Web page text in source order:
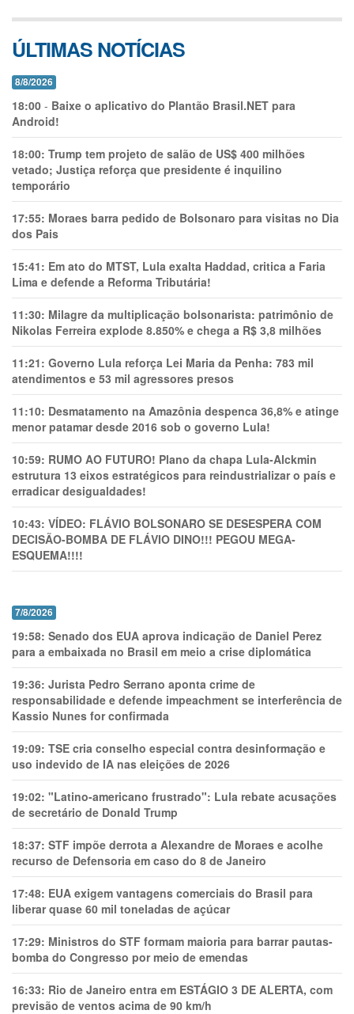
ÚLTIMAS NOTÍCIAS
8/8/2026
18:00 - Baixe o aplicativo do Plantão Brasil.NET para
Android!
18:00: Trump tem projeto de salão de US$ 400 milhões
vetado; Justiça reforça que presidente é inquilino
temporário
17:55: Moraes barra pedido de Bolsonaro para visitas no Dia
dos Pais
15:41: Em ato do MTST, Lula exalta Haddad, critica a Faria
Lima e defende a Reforma Tributária!
11:30: Milagre da multiplicação bolsonarista: patrimônio de
Nikolas Ferreira explode 8.850% e chega a R$ 3,8 milhões
11:21: Governo Lula reforça Lei Maria da Penha: 783 mil
atendimentos e 53 mil agressores presos
11:10: Desmatamento na Amazônia despenca 36,8% e atinge
menor patamar desde 2016 sob o governo Lula!
10:59: RUMO AO FUTURO! Plano da chapa Lula-Alckmin
estrutura 13 eixos estratégicos para reindustrializar o país e
erradicar desigualdades!
10:43: VÍDEO: FLÁVIO BOLSONARO SE DESESPERA COM
DECISÃO-BOMBA DE FLÁVIO DINO!!! PEGOU MEGA-
ESQUEMA!!!!
7/8/2026
19:58: Senado dos EUA aprova indicação de Daniel Perez
para a embaixada no Brasil em meio a crise diplomática
19:36: Jurista Pedro Serrano aponta crime de
responsabilidade e defende impeachment se interferência de
Kassio Nunes for confirmada
19:09: TSE cria conselho especial contra desinformação e
uso indevido de IA nas eleições de 2026
19:02: "Latino-americano frustrado": Lula rebate acusações
de secretário de Donald Trump
18:37: STF impõe derrota a Alexandre de Moraes e acolhe
recurso de Defensoria em caso do 8 de Janeiro
17:48: EUA exigem vantagens comerciais do Brasil para
liberar quase 60 mil toneladas de açúcar
17:29: Ministros do STF formam maioria para barrar pautas-
bomba do Congresso por meio de emendas
16:33: Rio de Janeiro entra em ESTÁGIO 3 DE ALERTA, com
previsão de ventos acima de 90 km/h